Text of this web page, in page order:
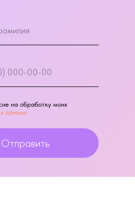
на обработку моих
данных
Отправить